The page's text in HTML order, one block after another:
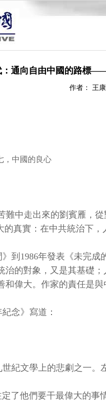
：通向自由中國的路標
作者： 王康
，中國的良心
難中走出來的劉賓雁，
的真實：在中共統治下
》到1986年發表《未完
治的對象，又是其基礎
和偉大。作家的責任是
念》寫道：
文學上的悲劇之一。
他們要干最偉大的事